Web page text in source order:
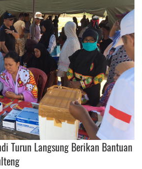
Turun Langsung Berikan Bantuan